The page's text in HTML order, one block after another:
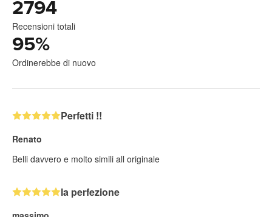
2794
Recensioni totali
95%
Ordinerebbe di nuovo
Perfetti !!
Renato
Belli davvero e molto simili all originale
la perfezione